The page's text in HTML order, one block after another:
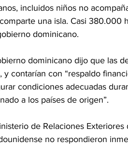
incluidos niños no
una isla. Casi 380.000
dominicano.
dominicano dijo que las
y contarían con “respaldo
condiciones adecuadas
a los países de origen”.
de Relaciones
no respondieron